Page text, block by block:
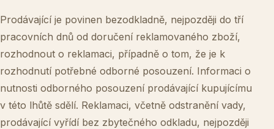
Prodávající je povinen bezodkladně, nejpozději do tří
pracovních dnů od doručení reklamovaného zboží,
rozhodnout o reklamaci, případně o tom, že je k
rozhodnutí potřebné odborné posouzení. Informaci o
nutnosti odborného posouzení prodávající kupujícímu
v této lhůtě sdělí. Reklamaci, včetně odstranění vady,
prodávající vyřídí bez zbytečného odkladu, nejpozději